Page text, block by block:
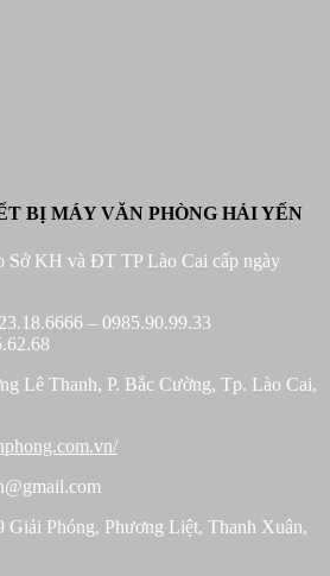
BỊ MÁY VĂN PHÒNG HẢI YẾN
Sở KH và ĐT TP Lào Cai cấp ngày
– 0985.90.99.33
Lê Thanh, P. Bắc Cường, Tp. Lào Cai,
Giải Phóng, Phương Liệt, Thanh Xuân,